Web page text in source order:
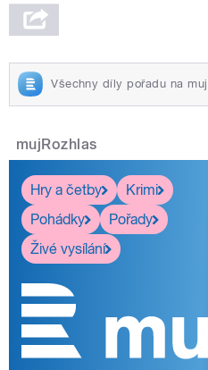
Všechny díly pořadu na
mujRozhlas
Hry a četby
Krimi
Pohádky
Pořady
Živé vysílání